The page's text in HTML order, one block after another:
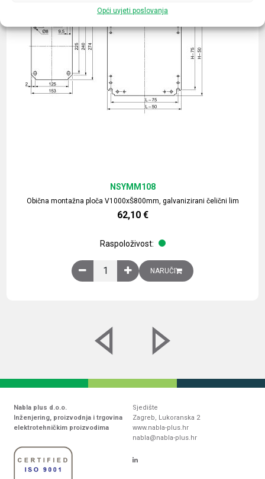
Opći uvjeti poslovanja
Obična montažna ploča V1000xŠ800mm, galvanizirani čelični lim
NSYMM108
62,10 €
Raspoloživost:
Obična montažna ploča V1000xŠ800mm,
NARUČI
Nabla plus d.o.o.
Inženjering, proizvodnja i trgovina
elektrotehničkim proizvodima
Sjedište
Zagreb, Lukoranska 2
www.nabla-plus.hr
nabla@nabla-plus.hr